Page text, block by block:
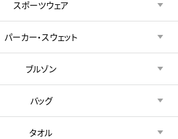
スポーツウェア
パーカー・スウェット
ブルゾン
バッグ
タオル